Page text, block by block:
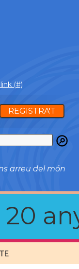
(#)
REGISTRA'T
arreu del món